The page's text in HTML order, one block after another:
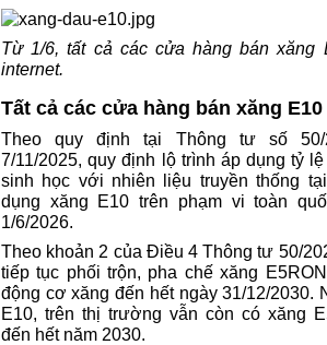
Từ 1/6, tất cả các cửa hàng bán xăng
internet.
Tất cả các cửa hàng bán xăng E10
Theo quy định tại Thông tư số 50/
7/11/2025, quy định lộ trình áp dụng tỷ
sinh học với nhiên liệu truyền thống
dụng xăng E10 trên phạm vi toàn
1/6/2026.
Theo khoản 2 của Điều 4 Thông tư 50/
tiếp tục phối trộn, pha chế xăng
động cơ xăng đến hết ngày 31/12/2030.
E10, trên thị trường vẫn còn có xăng
đến hết năm 2030.